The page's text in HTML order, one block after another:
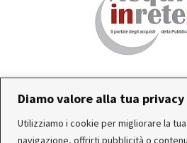
Diamo valore alla tua privacy
Utilizziamo i cookie per migliorare la
navigazione, offrirti pubblicità o
In occasione delle FERIE
produttrici e corrieri potrebbero
Servizio clienti attivo: Da Lunedì a